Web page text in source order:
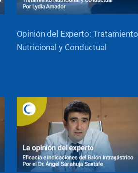
Opinión del Experto: Tratamiento
Nutricional y Conductual